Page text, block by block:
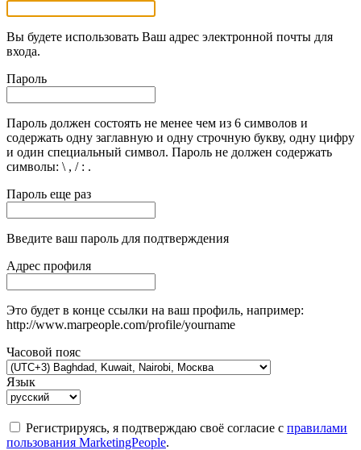
Вы будете использовать Ваш адрес электронной почты для
входа.
Пароль
Пароль должен состоять не менее чем из 6 символов и
содержать одну заглавную и одну строчную букву, одну цифру
и один специальный символ. Пароль не должен содержать
символы: \ , / : .
Пароль еще раз
Введите ваш пароль для подтверждения
Адрес профиля
Это будет в конце ссылки на ваш профиль, например:
http://www.marpeople.com/profile/yourname
Часовой пояс
Язык
Регистрируясь, я подтверждаю своё согласие с правилами
пользования MarketingPeople.